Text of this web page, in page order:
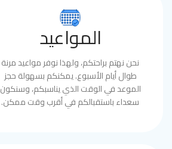
المواعيد
نحن نهتم براحتكم، ولهذا نوفر مواعيد مرنة
طوال أيام الأسبوع. يمكنكم بسهولة حجز
الموعد في الوقت الذي يناسبكم، وسنكون
سعداء باستقبالكم في أقرب وقت ممكن.